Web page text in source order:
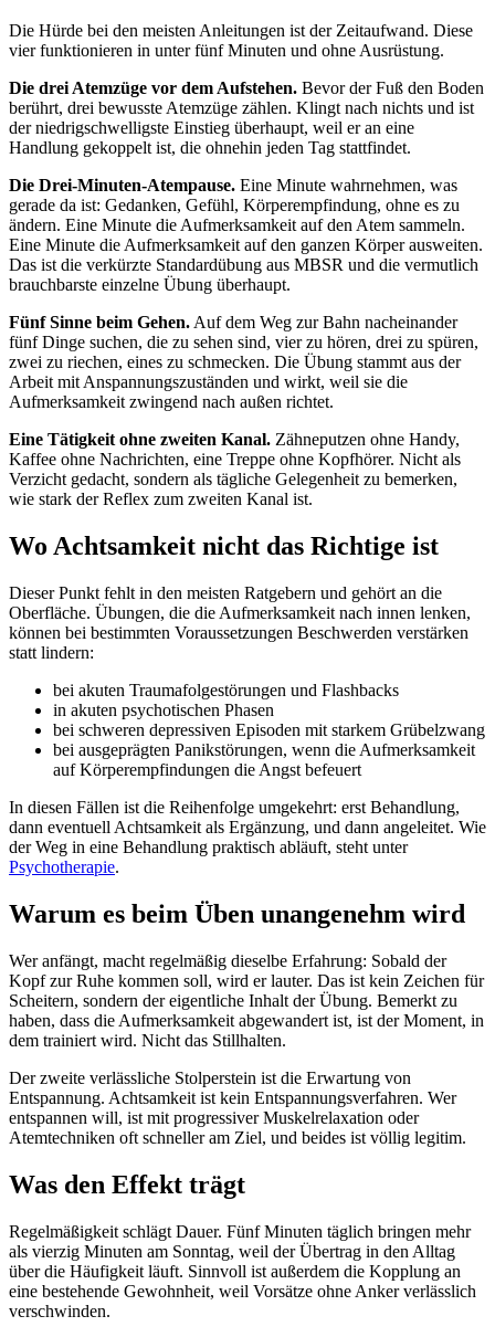
Die Hürde bei den meisten Anleitungen ist der Zeitaufwand. Diese
vier funktionieren in unter fünf Minuten und ohne Ausrüstung.
Die drei Atemzüge vor dem Aufstehen. Bevor der Fuß den Boden
berührt, drei bewusste Atemzüge zählen. Klingt nach nichts und ist
der niedrigschwelligste Einstieg überhaupt, weil er an eine
Handlung gekoppelt ist, die ohnehin jeden Tag stattfindet.
Die Drei-Minuten-Atempause. Eine Minute wahrnehmen, was
gerade da ist: Gedanken, Gefühl, Körperempfindung, ohne es zu
ändern. Eine Minute die Aufmerksamkeit auf den Atem sammeln.
Eine Minute die Aufmerksamkeit auf den ganzen Körper ausweiten.
Das ist die verkürzte Standardübung aus MBSR und die vermutlich
brauchbarste einzelne Übung überhaupt.
Fünf Sinne beim Gehen.Auf dem Weg zur Bahn nacheinander
fünf Dinge suchen, die zu sehen sind, vier zu hören, drei zu spüren,
zwei zu riechen, eines zu schmecken. Die Übung stammt aus der
Arbeit mit Anspannungszuständen und wirkt, weil sie die
Aufmerksamkeit zwingend nach außen richtet.
Eine Tätigkeit ohne zweiten Kanal. Zähneputzen ohne Handy,
Kaffee ohne Nachrichten, eine Treppe ohne Kopfhörer. Nicht als
Verzicht gedacht, sondern als tägliche Gelegenheit zu bemerken,
wie stark der Reflex zum zweiten Kanal ist.
Wo Achtsamkeit nicht das Richtige ist
Dieser Punkt fehlt in den meisten Ratgebern und gehört an die
Oberfläche. Übungen, die die Aufmerksamkeit nach innen lenken,
können bei bestimmten Voraussetzungen Beschwerden verstärken
statt lindern:
bei akuten Traumafolgestörungen und Flashbacks
in akuten psychotischen Phasen
bei schweren depressiven Episoden mit starkem Grübelzwang
bei ausgeprägten Panikstörungen, wenn die Aufmerksamkeit
auf Körperempfindungen die Angst befeuert
In diesen Fällen ist die Reihenfolge umgekehrt: erst Behandlung,
dann eventuell Achtsamkeit als Ergänzung, und dann angeleitet. Wie
der Weg in eine Behandlung praktisch abläuft, steht unter
Psychotherapie.
Warum es beim Üben unangenehm wird
Wer anfängt, macht regelmäßig dieselbe Erfahrung: Sobald der
Kopf zur Ruhe kommen soll, wird er lauter. Das ist kein Zeichen für
Scheitern, sondern der eigentliche Inhalt der Übung. Bemerkt zu
haben, dass die Aufmerksamkeit abgewandert ist, ist der Moment, in
dem trainiert wird. Nicht das Stillhalten.
Der zweite verlässliche Stolperstein ist die Erwartung von
Entspannung. Achtsamkeit ist kein Entspannungsverfahren. Wer
entspannen will, ist mit progressiver Muskelrelaxation oder
Atemtechniken oft schneller am Ziel, und beides ist völlig legitim.
Was den Effekt trägt
Regelmäßigkeit schlägt Dauer. Fünf Minuten täglich bringen mehr
als vierzig Minuten am Sonntag, weil der Übertrag in den Alltag
über die Häufigkeit läuft. Sinnvoll ist außerdem die Kopplung an
eine bestehende Gewohnheit, weil Vorsätze ohne Anker verlässlich
verschwinden.